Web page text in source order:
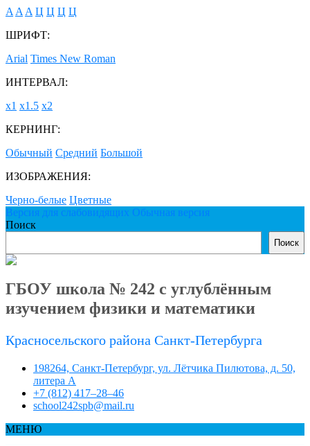
A A A Ц Ц Ц Ц
ШРИФТ:
Arial Times New Roman
ИНТЕРВАЛ:
х1 х1.5 х2
КЕРНИНГ:
Обычный Средний Большой
ИЗОБРАЖЕНИЯ:
Черно-белые Цветные
Версия для слабовидящих Обычная версия
Поиск
Поиск
ГБОУ школа № 242 с углублённым
изучением физики и математики
Красносельского района Санкт-Петербурга
198264, Санкт-Петербург, ул. Лётчика Пилютова, д. 50,
литера А
+7 (812) 417–28–46
school242spb@mail.ru
МЕНЮ